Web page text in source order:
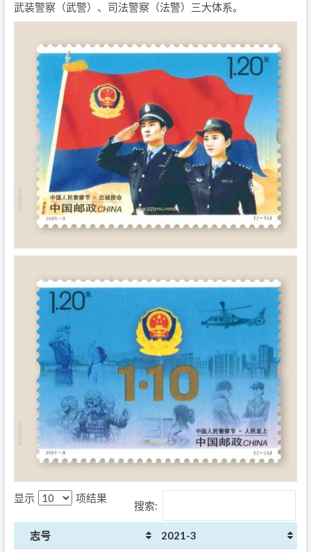
武装警察（武警）、司法警察（法警）三大体系。
显示 项结果
搜索:
志号 2021-3